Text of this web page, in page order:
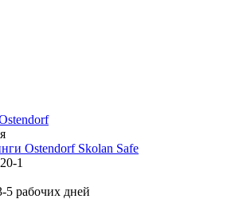
Ostendorf Skolan Safe
1
5 рабочих дней